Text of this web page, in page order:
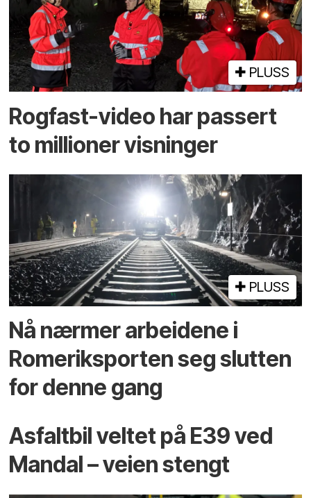
PLUSS
Rogfast-video har passert
to millioner visninger
PLUSS
Nå nærmer arbeidene i
Romeriksporten seg slutten
for denne gang
Asfaltbil veltet på E39 ved
Mandal – veien stengt